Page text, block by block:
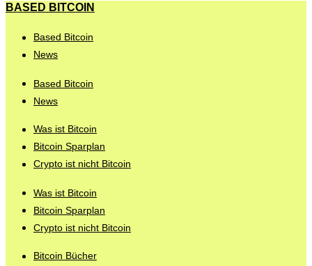
BASED BITCOIN
Based Bitcoin
News
Based Bitcoin
News
Was ist Bitcoin
Bitcoin Sparplan
Crypto ist nicht Bitcoin
Was ist Bitcoin
Bitcoin Sparplan
Crypto ist nicht Bitcoin
Bitcoin Bücher